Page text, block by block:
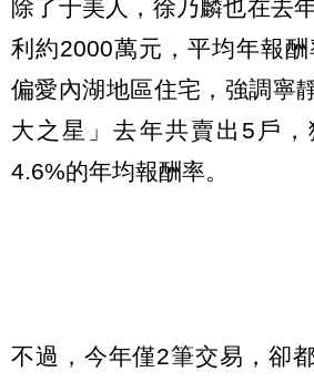
除了于美人，徐乃麟也在去
利約2000萬元，平均年報
偏愛內湖地區住宅，強調寧
大之星」去年共賣出5戶
4.6%的年均報酬率。
不過，今年僅2筆交易，卻